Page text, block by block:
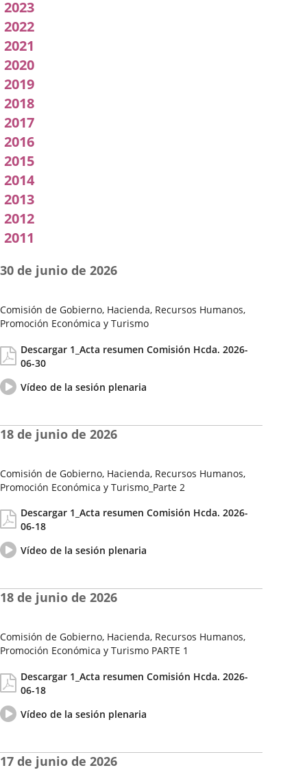
2023
2022
2021
2020
2019
2018
2017
2016
2015
2014
2013
2012
2011
Comisión de Gobierno, Hacienda, Recursos Humanos,
Promoción Económica y Turismo
de
la
Sesión
30 de junio de 2026
Descargar 1_Acta resumen Comisión Hcda. 2026-
06-30
Vídeo
del
Vídeo de la sesión plenaria
aplicación
Comisión de Gobierno, Hacienda, Recursos Humanos,
Promoción Económica y Turismo_Parte 2
de
la
Sesión
18 de junio de 2026
Descargar 1_Acta resumen Comisión Hcda. 2026-
06-18
Vídeo
del
Vídeo de la sesión plenaria
aplicación
Comisión de Gobierno, Hacienda, Recursos Humanos,
Promoción Económica y Turismo PARTE 1
de
la
Sesión
18 de junio de 2026
Descargar 1_Acta resumen Comisión Hcda. 2026-
06-18
Vídeo
del
Vídeo de la sesión plenaria
aplicación
17 de junio de 2026